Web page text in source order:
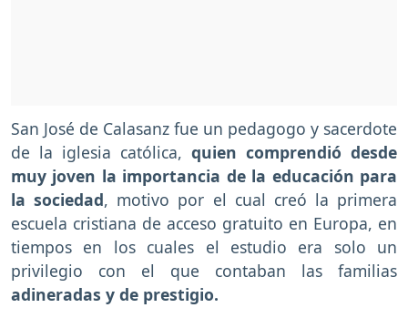
San José de Calasanz fue un pedagogo y sacerdote
de la iglesia católica, quien comprendió desde
muy joven la importancia de la educación para
la sociedad, motivo por el cual creó la primera
escuela cristiana de acceso gratuito en Europa, en
tiempos en los cuales el estudio era solo un
privilegio con el que contaban las familias
adineradas y de prestigio.